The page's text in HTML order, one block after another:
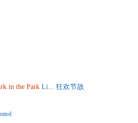
in the Park Li... 狂欢节故